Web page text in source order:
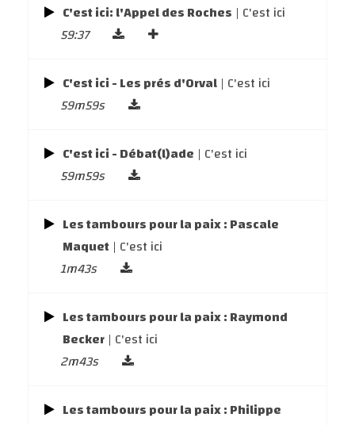
C'est ici: l'Appel des Roches | C'est ici
59:37
C'est ici - Les prés d'Orval | C'est ici
59m59s
C'est ici - Débat(l)ade | C'est ici
59m59s
Les tambours pour la paix : Pascale
Maquet | C'est ici
1m43s
Les tambours pour la paix : Raymond
Becker | C'est ici
2m43s
Les tambours pour la paix : Philippe